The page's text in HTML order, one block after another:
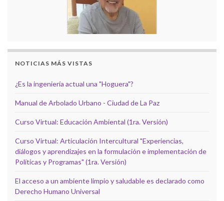
NOTICIAS MÁS VISTAS
¿Es la ingeniería actual una "Hoguera"?
Manual de Arbolado Urbano - Ciudad de La Paz
Curso Virtual: Educación Ambiental (1ra. Versión)
Curso Virtual: Articulación Intercultural "Experiencias,
diálogos y aprendizajes en la formulación e implementación de
Políticas y Programas" (1ra. Versión)
El acceso a un ambiente limpio y saludable es declarado como
Derecho Humano Universal